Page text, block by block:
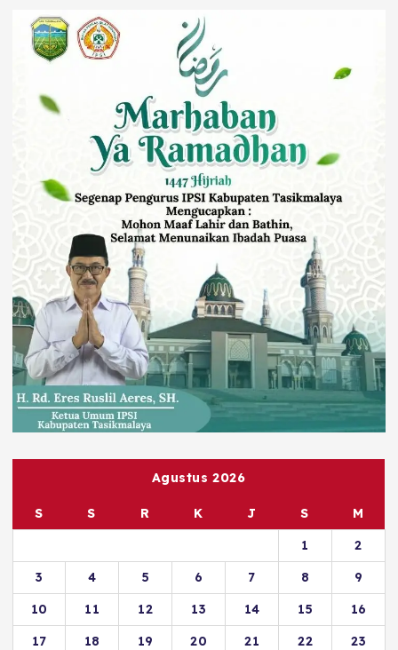
Agustus 2026
S S R K J S
M
1
2
3
4 5 6 7 8
9
10
11 12 13 14 15
16
17
18 19 20 21 22
23